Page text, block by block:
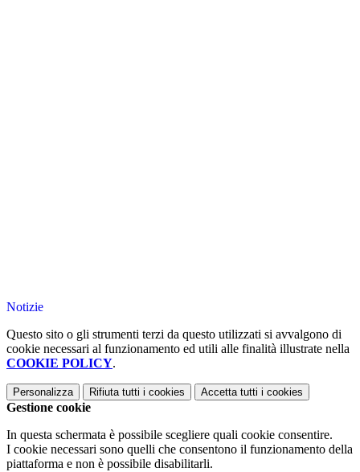
Notizie
Questo sito o gli strumenti terzi da questo utilizzati si avvalgono di
cookie necessari al funzionamento ed utili alle finalità illustrate nella
COOKIE POLICY.
Personalizza Rifiuta tutti i cookies Accetta tutti i cookies
Gestione cookie
In questa schermata è possibile scegliere quali cookie consentire.
I cookie necessari sono quelli che consentono il funzionamento della
piattaforma e non è possibile disabilitarli.